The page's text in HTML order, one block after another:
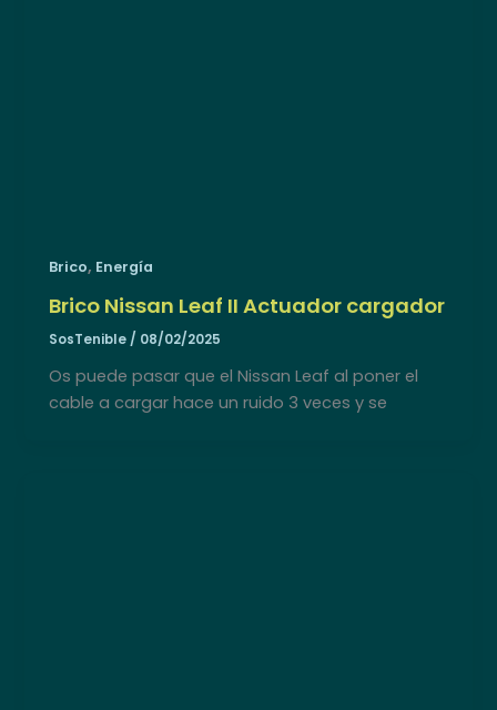
Brico, Energía
Brico Nissan Leaf II Actuador cargador
SosTenible / 08/02/2025
Os puede pasar que el Nissan Leaf al poner el
cable a cargar hace un ruido 3 veces y se